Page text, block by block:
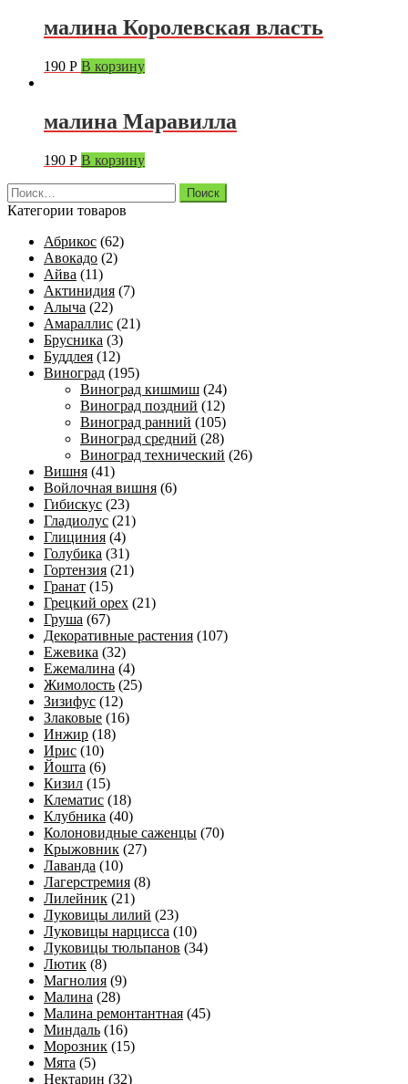
малина Королевская власть
190 Р В корзину
малина Маравилла
190 Р В корзину
Найти:
Категории товаров
Абрикос (62)
Авокадо (2)
Айва (11)
Актинидия (7)
Алыча (22)
Амараллис (21)
Брусника (3)
Буддлея (12)
Виноград (195)
Виноград кишмиш (24)
Виноград поздний (12)
Виноград ранний (105)
Виноград средний (28)
Виноград технический (26)
Вишня (41)
Войлочная вишня (6)
Гибискус (23)
Гладиолус (21)
Глициния (4)
Голубика (31)
Гортензия (21)
Гранат (15)
Грецкий орех (21)
Груша (67)
Декоративные растения (107)
Ежевика (32)
Ежемалина (4)
Жимолость (25)
Зизифус (12)
Злаковые (16)
Инжир (18)
Ирис (10)
Йошта (6)
Кизил (15)
Клематис (18)
Клубника (40)
Колоновидные саженцы (70)
Крыжовник (27)
Лаванда (10)
Лагерстремия (8)
Лилейник (21)
Луковицы лилий (23)
Луковицы нарцисса (10)
Луковицы тюльпанов (34)
Лютик (8)
Магнолия (9)
Малина (28)
Малина ремонтантная (45)
Миндаль (16)
Морозник (15)
Мята (5)
Нектарин (32)